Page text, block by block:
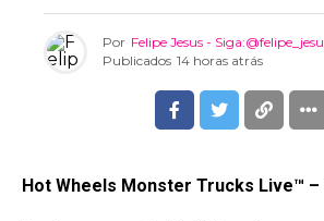
Por Felipe Jesus -
Publicados 14 horas atrás
Hot Wheels Monster Trucks Live™ –